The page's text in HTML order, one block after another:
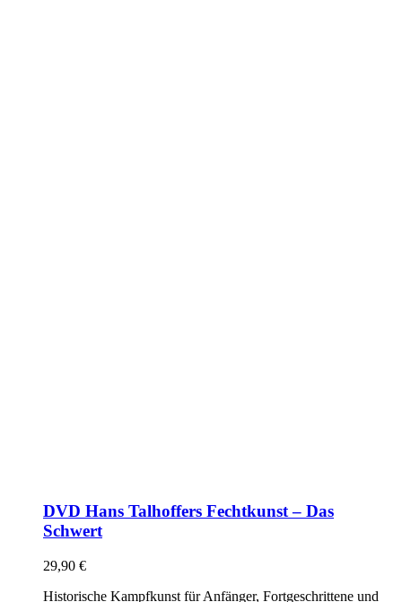
DVD Hans Talhoffers Fechtkunst – Das
Schwert
29,90 €
Historische Kampfkunst für Anfänger, Fortgeschrittene und